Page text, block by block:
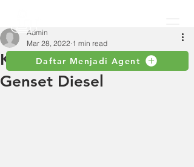
Daftar Menjadi Agent
Karakteristik Oli Mesin
Genset Diesel
Admin
Mar 28, 2022 1 min read